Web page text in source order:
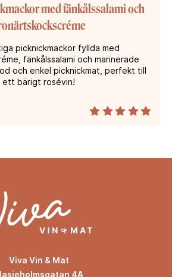
med fänkålssalami och
picknickmackor fyllda med
fänkålssalami och marinerade
och enkel picknickmat, perfekt till
ett bärigt rosévin!
Viva Vin & Mat
4A